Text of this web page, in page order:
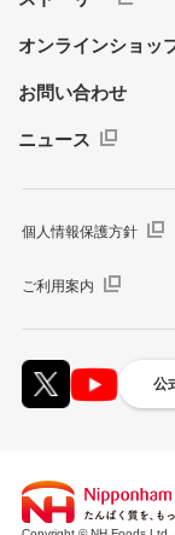
オンラインショッ
お問い合わせ
ニュース
個人情報保護方針
ご利用案内
公